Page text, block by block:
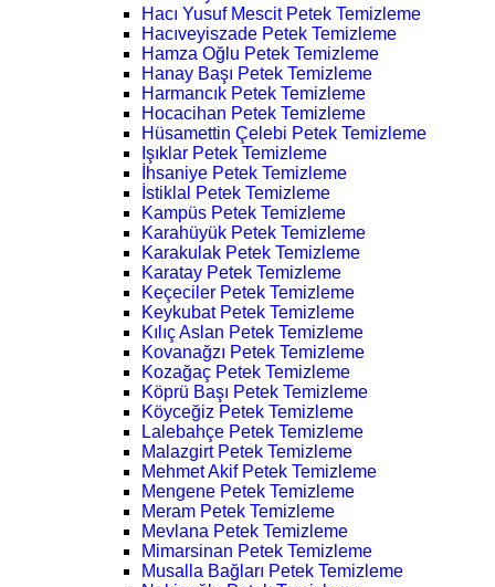
Hacı Yusuf Mescit Petek Temizleme
Hacıveyiszade Petek Temizleme
Hamza Oğlu Petek Temizleme
Hanay Başı Petek Temizleme
Harmancık Petek Temizleme
Hocacihan Petek Temizleme
Hüsamettin Çelebi Petek Temizleme
Işıklar Petek Temizleme
İhsaniye Petek Temizleme
İstiklal Petek Temizleme
Kampüs Petek Temizleme
Karahüyük Petek Temizleme
Karakulak Petek Temizleme
Karatay Petek Temizleme
Keçeciler Petek Temizleme
Keykubat Petek Temizleme
Kılıç Aslan Petek Temizleme
Kovanağzı Petek Temizleme
Kozağaç Petek Temizleme
Köprü Başı Petek Temizleme
Köyceğiz Petek Temizleme
Lalebahçe Petek Temizleme
Malazgirt Petek Temizleme
Mehmet Akif Petek Temizleme
Mengene Petek Temizleme
Meram Petek Temizleme
Mevlana Petek Temizleme
Mimarsinan Petek Temizleme
Musalla Bağları Petek Temizleme